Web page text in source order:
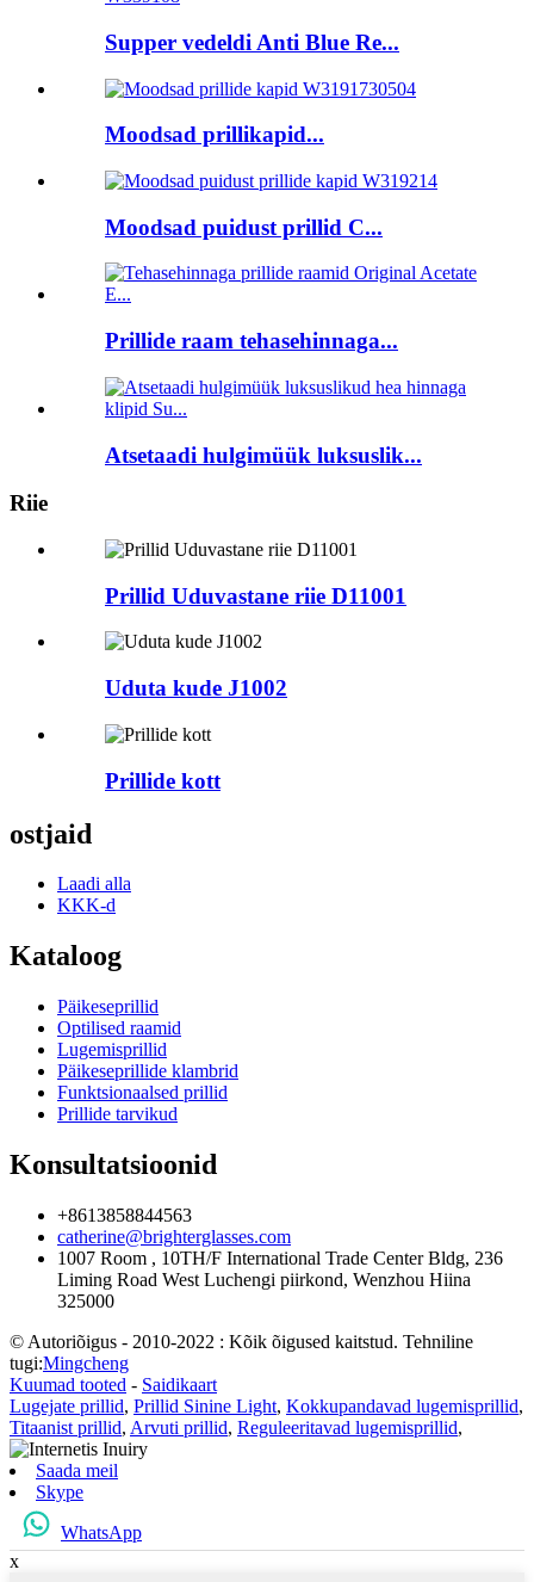
Supper vedeldi Anti Blue Re...
Moodsad prillikapid...
Moodsad puidust prillid C...
Prillide raam tehasehinnaga...
Atsetaadi hulgimüük luksuslik...
Riie
Prillid Uduvastane riie D11001
Uduta kude J1002
Prillide kott
ostjaid
Laadi alla
KKK-d
Kataloog
Päikeseprillid
Optilised raamid
Lugemisprillid
Päikeseprillide klambrid
Funktsionaalsed prillid
Prillide tarvikud
Konsultatsioonid
+8613858844563
catherine@brighterglasses.com
1007 Room , 10TH/F International Trade Center Bldg, 236
Liming Road West Luchengi piirkond, Wenzhou Hiina
325000
© Autoriõigus - 2010-2022 : Kõik õigused kaitstud. Tehniline
tugi:Mingcheng
Kuumad tooted - Saidikaart
Lugejate prillid, Prillid Sinine Light, Kokkupandavad lugemisprillid,
Titaanist prillid, Arvuti prillid, Reguleeritavad lugemisprillid,
Saada meil
Skype
WhatsApp
x